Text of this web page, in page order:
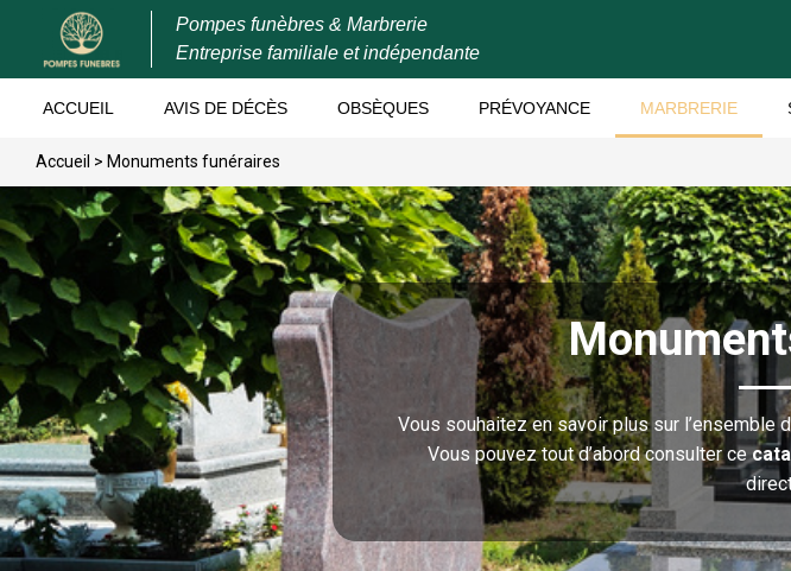
Pompes funèbres & Marbrerie
Entreprise familiale et indépendante
ACCUEIL AVIS DE DÉCÈS OBSÈQUES PRÉVOYANCE MARBRERIE
Accueil > Monuments funéraires
Vous souhaitez en savoir plus sur l’ensemble
Vous pouvez tout d’abord consulter ce